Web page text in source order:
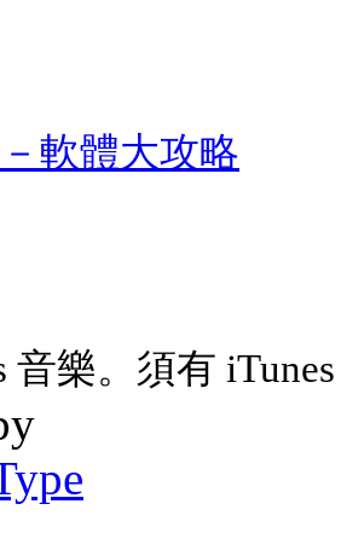
軟體大攻略
音樂。須有